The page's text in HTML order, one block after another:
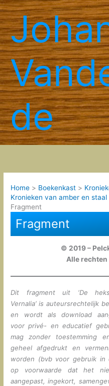
Spring
naar
de
inhoud
de
Home Boekenkast
Kronieken van amber en
Fragment
Fragment
© 2019 –
Alle
Dit fragment uit ‘De
Vernalia’ is auteursrechtelijk
en wordt als download
voor privé- en educatief
mag zonder toestemming
geheel afgedrukt en
worden (bvb voor gebruik in
op voorwaarde dat het
aangepast, ingekort,